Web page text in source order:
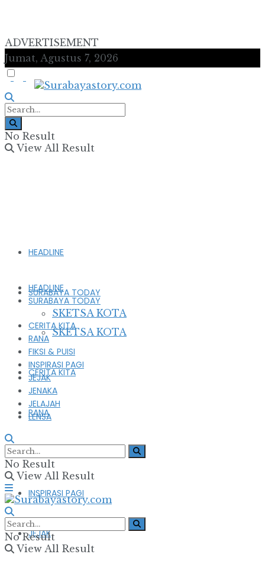
ADVERTISEMENT
Jumat, Agustus 7, 2026
No Result
View All Result
HEADLINE
SURABAYA TODAY
SKETSA KOTA
CERITA KITA
RANA
FIKSI & PUISI
INSPIRASI PAGI
JEJAK
HEADLINE
SURABAYA TODAY
SKETSA KOTA
CERITA KITA
RANA
FIKSI & PUISI
INSPIRASI PAGI
JEJAK
JENAKA
JELAJAH
LENSA
No Result
View All Result
No Result
View All Result